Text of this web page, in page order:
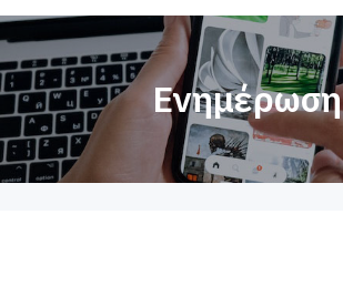
Ενημέρωση